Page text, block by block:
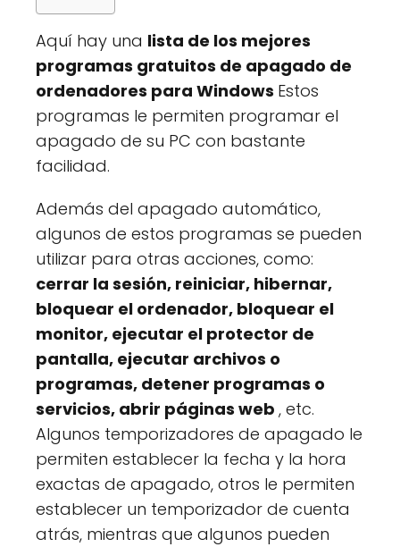
Aquí hay una lista de los mejores
programas gratuitos de apagado de
ordenadores para Windows Estos
programas le permiten programar el
apagado de su PC con bastante
facilidad.
Además del apagado automático,
algunos de estos programas se pueden
utilizar para otras acciones, como:
cerrar la sesión, reiniciar, hibernar,
bloquear el ordenador, bloquear el
monitor, ejecutar el protector de
pantalla, ejecutar archivos o
programas, detener programas o
servicios, abrir páginas web , etc.
Algunos temporizadores de apagado le
permiten establecer la fecha y la hora
exactas de apagado, otros le permiten
establecer un temporizador de cuenta
atrás, mientras que algunos pueden